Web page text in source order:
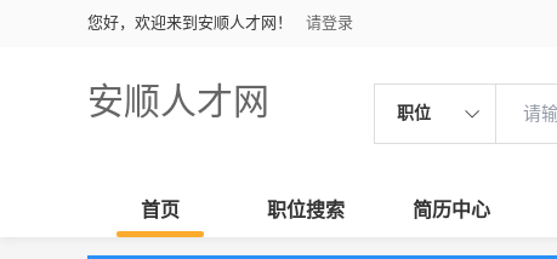
您好，欢迎来到安顺人才网！ 请登录
安顺人才网 职位
首页 职位搜索 简历中心